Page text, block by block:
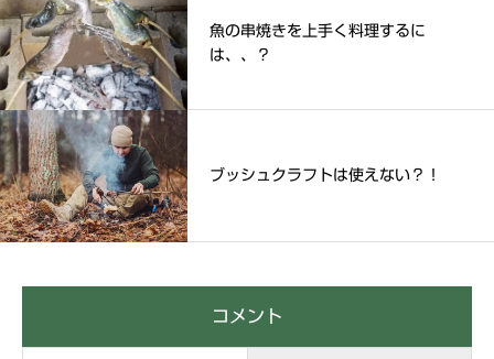
魚の串焼きを上手く料理するに
は、、？
ブッシュクラフトは使えない？！
コメント